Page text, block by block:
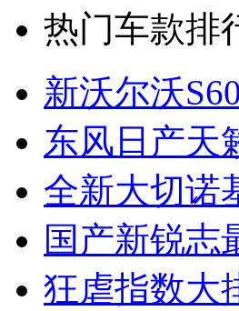
热门车款排
新沃尔沃
东风日产天
全新大切诺
国产新锐志
狂虐指数大